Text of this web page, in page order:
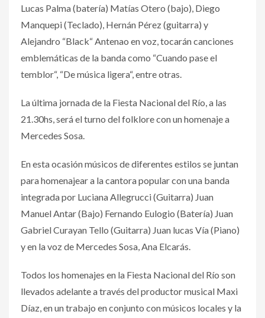
Lucas Palma (batería) Matías Otero (bajo), Diego
Manquepi (Teclado), Hernán Pérez (guitarra) y
Alejandro “Black“ Antenao en voz, tocarán canciones
emblemáticas de la banda como “Cuando pase el
temblor“, “De música ligera“, entre otras.
La última jornada de la Fiesta Nacional del Río, a las
21.30hs, será el turno del folklore con un homenaje a
Mercedes Sosa.
En esta ocasión músicos de diferentes estilos se juntan
para homenajear a la cantora popular con una banda
integrada por Luciana Allegrucci (Guitarra) Juan
Manuel Antar (Bajo) Fernando Eulogio (Batería) Juan
Gabriel Curayan Tello (Guitarra) Juan lucas Vía (Piano)
y en la voz de Mercedes Sosa, Ana Elcarás.
Todos los homenajes en la Fiesta Nacional del Río son
llevados adelante a través del productor musical Maxi
Díaz, en un trabajo en conjunto con músicos locales y la